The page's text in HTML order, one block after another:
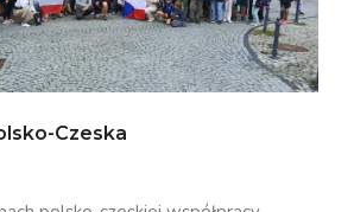
Czeska